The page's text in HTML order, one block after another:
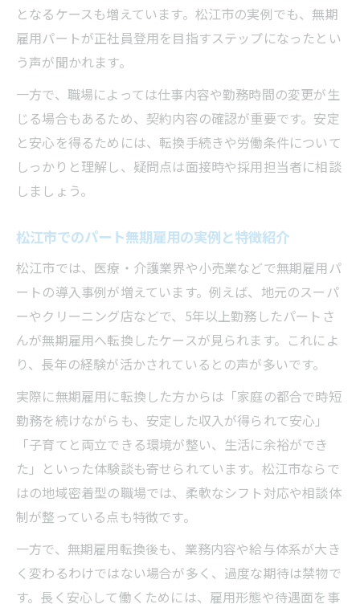
となるケースも増えています。松江市の実例でも、無期
雇用パートが正社員登用を目指すステップになったとい
う声が聞かれます。
一方で、職場によっては仕事内容や勤務時間の変更が生
じる場合もあるため、契約内容の確認が重要です。安定
と安心を得るためには、転換手続きや労働条件について
しっかりと理解し、疑問点は面接時や採用担当者に相談
しましょう。
松江市でのパート無期雇用の実例と特徴紹介
松江市では、医療・介護業界や小売業などで無期雇用パ
ートの導入事例が増えています。例えば、地元のスーパ
ーやクリーニング店などで、5年以上勤務したパートさ
んが無期雇用へ転換したケースが見られます。これによ
り、長年の経験が活かされているとの声が多いです。
実際に無期雇用に転換した方からは「家庭の都合で時短
勤務を続けながらも、安定した収入が得られて安心」
「子育てと両立できる環境が整い、生活に余裕ができ
た」といった体験談も寄せられています。松江市ならで
はの地域密着型の職場では、柔軟なシフト対応や相談体
制が整っている点も特徴です。
一方で、無期雇用転換後も、業務内容や給与体系が大き
く変わるわけではない場合が多く、過度な期待は禁物で
す。長く安心して働くためには、雇用形態や待遇面を事